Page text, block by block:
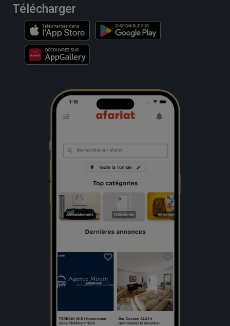
Télécharger